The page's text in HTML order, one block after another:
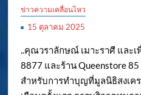
ข่าวความเคลื่อนไหว
15 ตุลาคม 2025
..คุณวราลักษณ์ เมาะราศี และเ
8877 และร้าน Queenstore
สำหรับการทำบุญที่มูลนิธิสงเค